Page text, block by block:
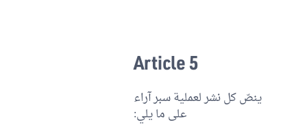
Article 5
ينصّ كل نشر لعملية سبر آراء
على ما يلي: